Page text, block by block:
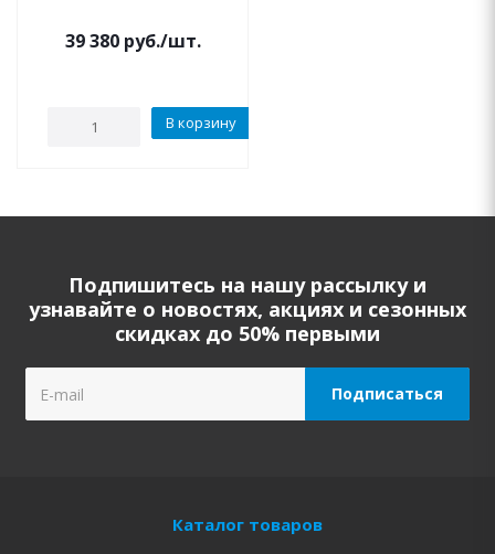
39 380 руб./шт.
В корзину
Подпишитесь на нашу рассылку и
узнавайте о новостях, акциях и сезонных
скидках до 50% первыми
Каталог товаров